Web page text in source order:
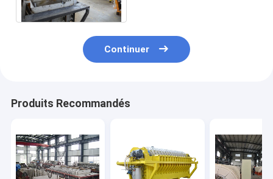
Continuer
Produits Recommandés